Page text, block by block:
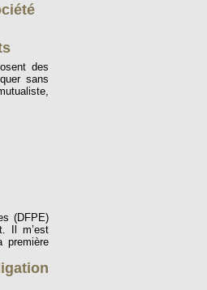
des
sans
(DFPE)
Il m’est
première